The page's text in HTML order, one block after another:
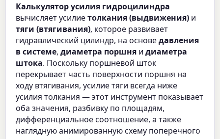
Калькулятор усилия гидроцилиндра
вычисляет усилиетолкания (выдвижения) и
тяги (втягивания), которое развивает
гидравлический цилиндр, на основедавления
в системе,диаметра поршня идиаметра
штока. Поскольку поршневой шток
перекрывает часть поверхности поршня на
ходу втягивания, усилие тяги всегда ниже
усилия толкания — этот инструмент показывает
оба значения, разбивку по площадям,
дифференциальное соотношение, а также
наглядную анимированную схему поперечного